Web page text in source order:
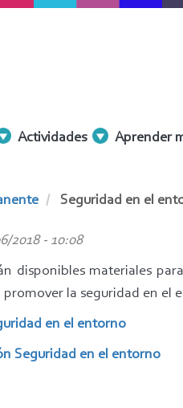
Actividades Aprender
Seguridad en el
2018 - 10:08
disponibles materiales
la seguridad en el
en el entorno
Seguridad en el entorno